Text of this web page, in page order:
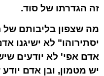
זה הגדרתו של סוד.
מה שצפון בליבותם
יסתירוהו" לא ישיגנו
אדם אפי' לא יודעים
יש מטמון, ובן אדם